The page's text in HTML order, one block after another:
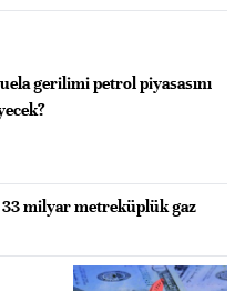
gerilimi petrol piyasasını
milyar metreküplük gaz